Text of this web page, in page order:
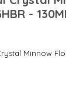
-